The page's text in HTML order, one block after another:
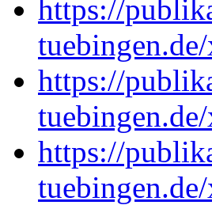
https://
https://
https://